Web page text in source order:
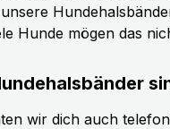
Hunde mögen das
wir dich auch